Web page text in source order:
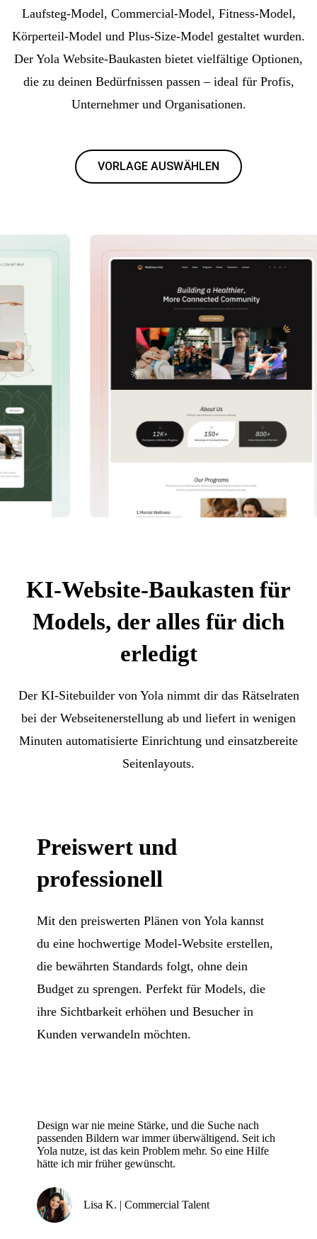
Laufsteg-Model, Commercial-Model, Fitness-Model,
Körperteil-Model und Plus-Size-Model gestaltet wurden.
Der Yola Website-Baukasten bietet vielfältige Optionen,
die zu deinen Bedürfnissen passen – ideal für Profis,
Unternehmer und Organisationen.
VORLAGE AUSWÄHLEN
KI-Website-Baukasten für
Models, der alles für dich
erledigt
Der KI-Sitebuilder von Yola nimmt dir das Rätselraten
bei der Webseitenerstellung ab und liefert in wenigen
Minuten automatisierte Einrichtung und einsatzbereite
Seitenlayouts.
Preiswert und
professionell
Mit den preiswerten Plänen von Yola kannst
du eine hochwertige Model-Website erstellen,
die bewährten Standards folgt, ohne dein
Budget zu sprengen. Perfekt für Models, die
ihre Sichtbarkeit erhöhen und Besucher in
Kunden verwandeln möchten.
Design war nie meine Stärke, und die Suche nach
passenden Bildern war immer überwältigend. Seit ich
Yola nutze, ist das kein Problem mehr. So eine Hilfe
hätte ich mir früher gewünscht.
Lisa K. | Commercial Talent